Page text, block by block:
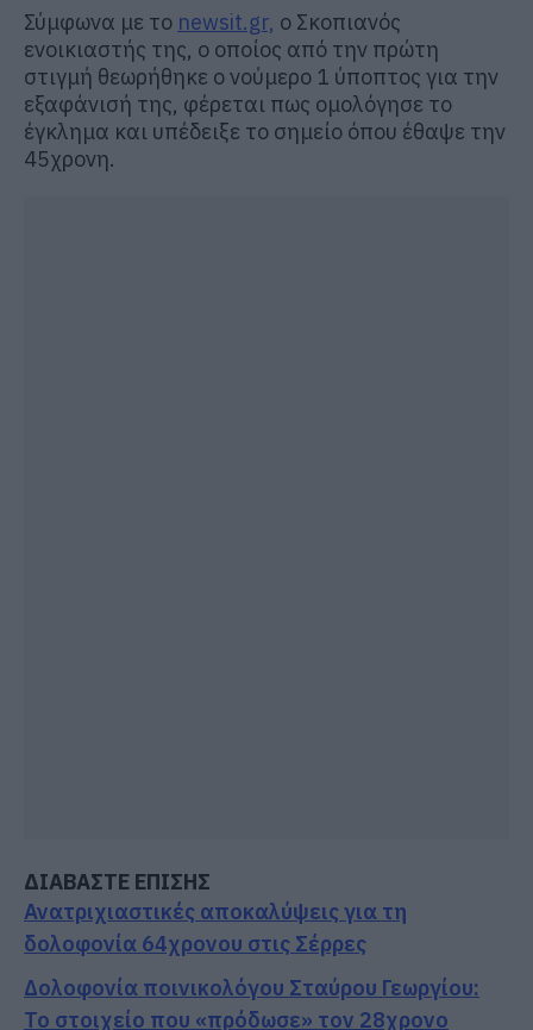
Σύμφωνα με το newsit.gr, ο Σκοπιανός
ενοικιαστής της, ο οποίος από την πρώτη
στιγμή θεωρήθηκε ο νούμερο 1 ύποπτος για την
εξαφάνισή της, φέρεται πως ομολόγησε το
έγκλημα και υπέδειξε το σημείο όπου έθαψε την
45χρονη.
ΔΙΑΒΑΣΤΕ ΕΠΙΣΗΣ
Ανατριχιαστικές αποκαλύψεις για τη
δολοφονία 64χρονου στις Σέρρες
Δολοφονία ποινικολόγου Σταύρου Γεωργίου:
Το στοιχείο που «πρόδωσε» τον 28χρονο